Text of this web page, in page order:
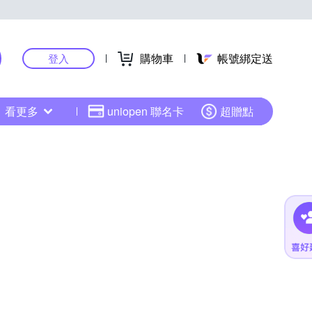
登入 購物車 帳號綁定送
看更多 uniopen 聯名卡 超贈點